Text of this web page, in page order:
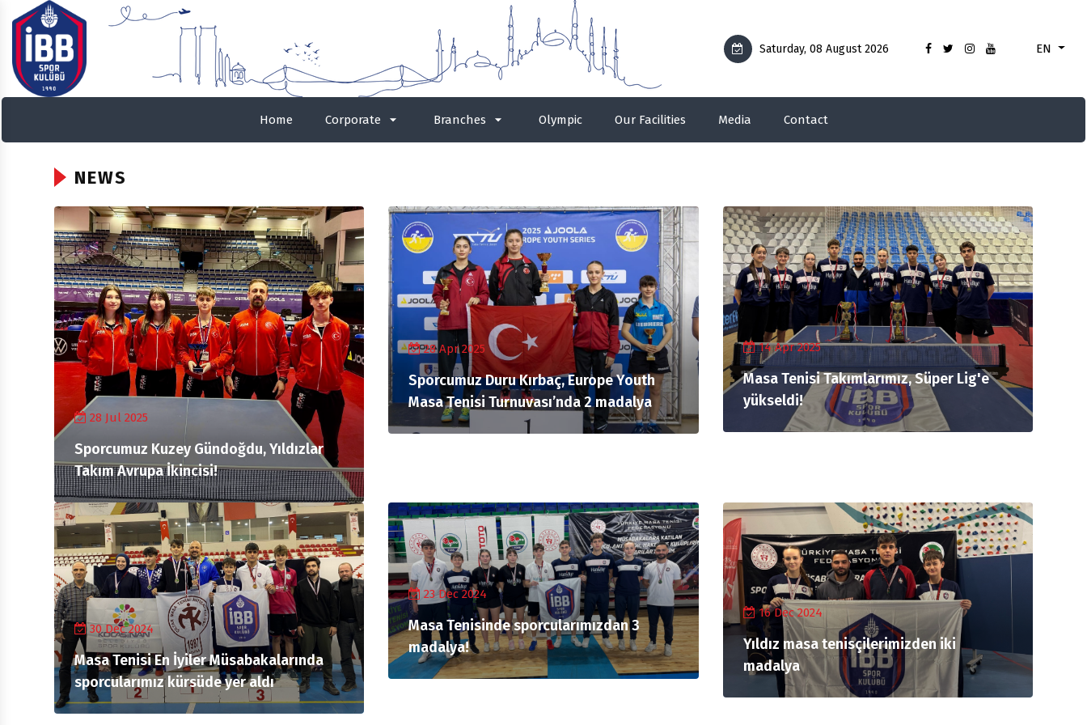
Saturday, 08 August 2026 EN
Home Corporate Branches Olympic Our Facilities Media Contact
NEWS
28 Jul 2025
Sporcumuz Kuzey Gündoğdu, Yıldızlar
Takım Avrupa İkincisi!
28 Apr 2025
Sporcumuz Duru Kırbaç, Europe Youth
Masa Tenisi Turnuvası’nda 2 madalya
14 Apr 2025
Masa Tenisi Takımlarımız, Süper Lig'e
yükseldi!
30 Dec 2024
Masa Tenisi En İyiler Müsabakalarında
sporcularımız kürsüde yer aldı
23 Dec 2024
Masa Tenisinde sporcularımızdan 3
madalya!
16 Dec 2024
Yıldız masa tenisçilerimizden iki
madalya